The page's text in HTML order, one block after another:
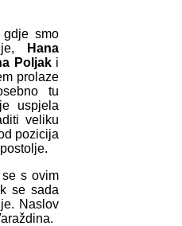
smo
Hana
Poljak i
prolaze
tu
uspjela
veliku
pozicija
s ovim
se sada
Naslov